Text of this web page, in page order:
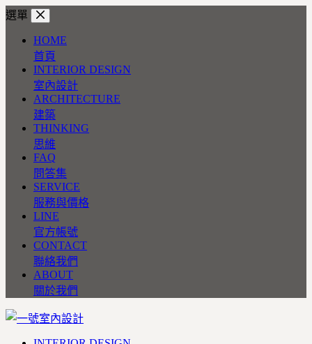
跳
選單
HOME
首頁
INTERIOR DESIGN
室內設計
ARCHITECTURE
建築
THINKING
思維
FAQ
問答集
SERVICE
服務與價格
LINE
官方帳號
CONTACT
聯絡我們
ABOUT
關於我們